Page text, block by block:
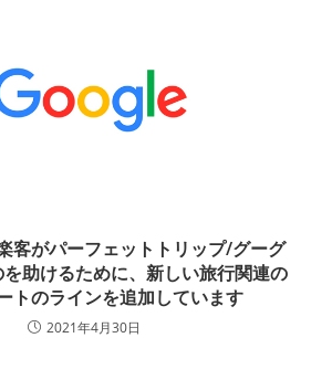
客がパーフェットトリップ/グーグ
助けるために、新しい旅行関連の
トのラインを追加しています
2021年4月30日